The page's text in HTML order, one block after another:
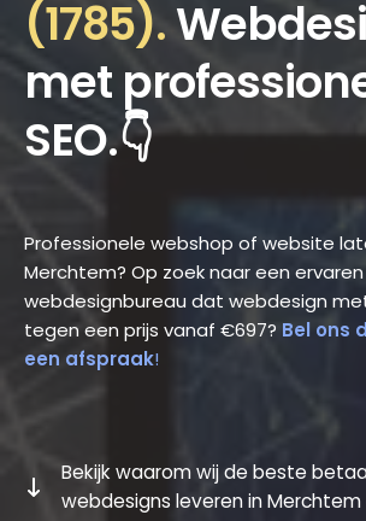
(1785).
met
SEO.👇
Professionele webshop of website
Merchtem? Op zoek naar een ervaren
webdesignbureau dat webdesign
tegen een prijs vanaf €697? Bel ons
een afspraak!
Bekijk waarom wij de beste
webdesigns leveren in